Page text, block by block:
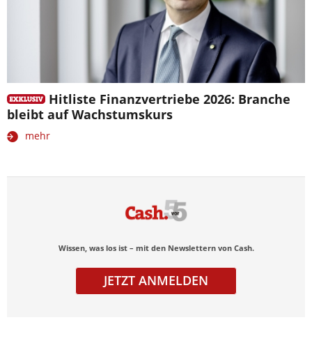
Hitliste Finanzvertriebe 2026: Branche
bleibt auf Wachstumskurs
mehr
Wissen, was los ist – mit den Newslettern von Cash.
JETZT ANMELDEN